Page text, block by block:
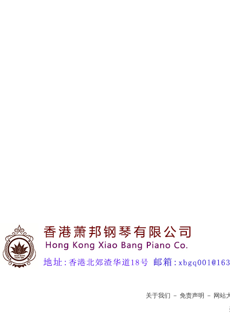
关于我们 － 免责声明 － 网站